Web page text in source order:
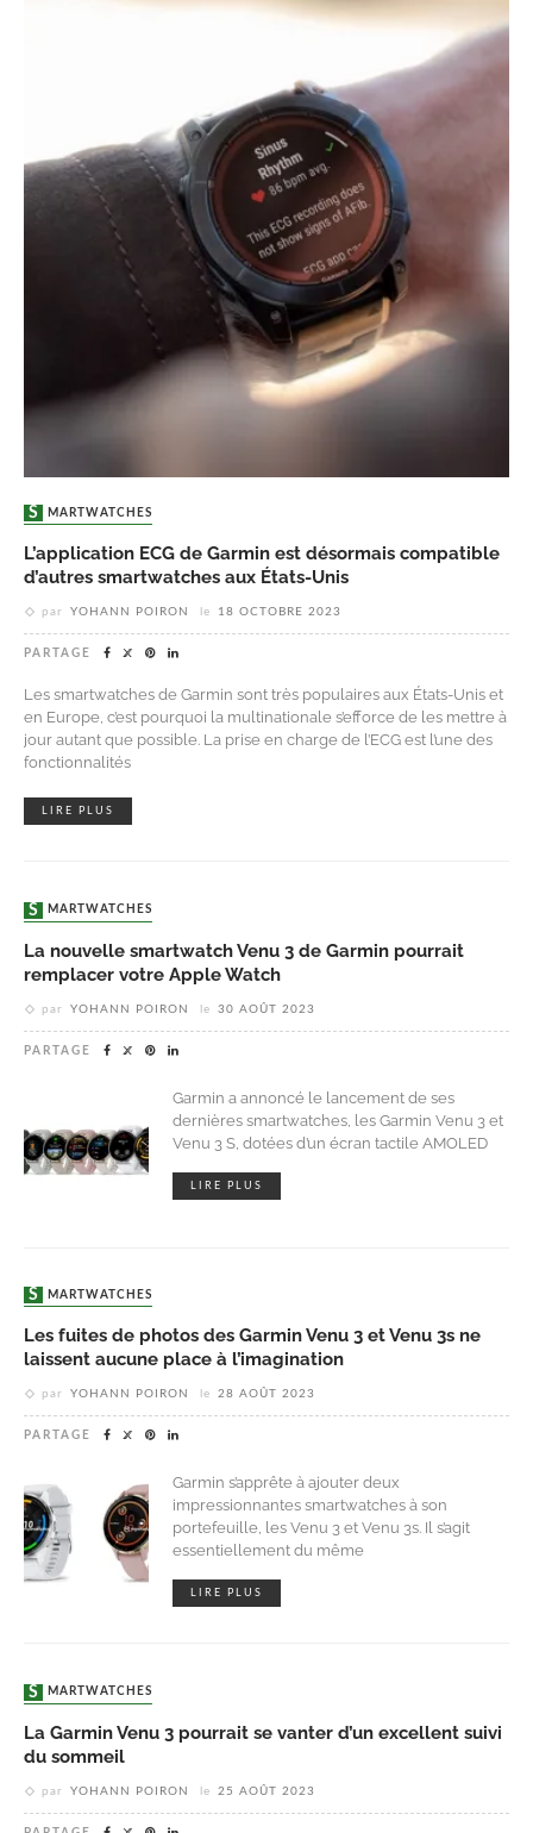
SMARTWATCHES
L’application ECG de Garmin est désormais compatible
d’autres smartwatches aux États-Unis
par YOHANN POIRON le 18 OCTOBRE 2023
PARTAGE
Les smartwatches de Garmin sont très populaires aux États-Unis et
en Europe, c’est pourquoi la multinationale s’efforce de les mettre à
jour autant que possible. La prise en charge de l’ECG est l’une des
fonctionnalités
LIRE PLUS
SMARTWATCHES
La nouvelle smartwatch Venu 3 de Garmin pourrait
remplacer votre Apple Watch
par YOHANN POIRON le 30 AOÛT 2023
PARTAGE
Garmin a annoncé le lancement de ses
dernières smartwatches, les Garmin Venu 3 et
Venu 3 S, dotées d’un écran tactile AMOLED
LIRE PLUS
SMARTWATCHES
Les fuites de photos des Garmin Venu 3 et Venu 3s ne
laissent aucune place à l’imagination
par YOHANN POIRON le 28 AOÛT 2023
PARTAGE
Garmin s’apprête à ajouter deux
impressionnantes smartwatches à son
portefeuille, les Venu 3 et Venu 3s. Il s’agit
essentiellement du même
LIRE PLUS
SMARTWATCHES
La Garmin Venu 3 pourrait se vanter d’un excellent suivi
du sommeil
par YOHANN POIRON le 25 AOÛT 2023